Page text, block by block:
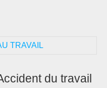
TRAVAIL
du travail